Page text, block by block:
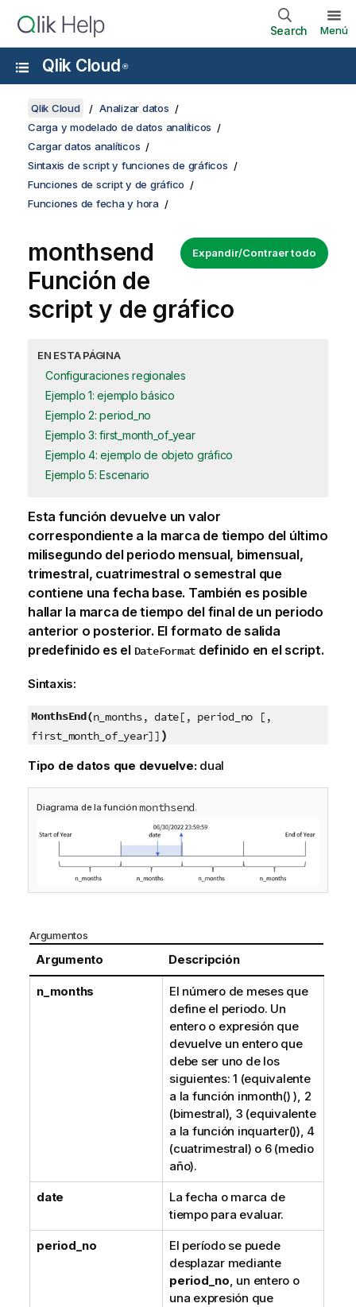
Search Menú
Qlik Cloud ®
Qlik Cloud
Analizar datos
Carga y modelado de datos analíticos
Cargar datos analíticos
Sintaxis de script y funciones de gráficos
Funciones de script y de gráfico
Funciones de fecha y hora
Expandir/Contraer todo
monthsend
Función de
script y de gráfico
EN ESTA PÁGINA
Configuraciones regionales
Ejemplo 1: ejemplo básico
Ejemplo 2: period_no
Ejemplo 3: first_month_of_year
Ejemplo 4: ejemplo de objeto gráfico
Ejemplo 5: Escenario
Esta función devuelve un valor
correspondiente a la marca de tiempo del último
milisegundo del periodo mensual, bimensual,
trimestral, cuatrimestral o semestral que
contiene una fecha base. También es posible
hallar la marca de tiempo del final de un periodo
anterior o posterior. El formato de salida
predefinido es el DateFormat definido en el script.
Sintaxis:
MonthsEnd(n_months, date[, period_no [,
first_month_of_year]] )
Tipo de datos que devuelve: dual
Diagrama de la funciónmonthsend.
Argumentos
Argumento Descripción
n_months
El número de meses que
define el periodo. Un
entero o expresión que
devuelve un entero que
debe ser uno de los
siguientes: 1 (equivalente
a la función inmonth() ), 2
(bimestral), 3 (equivalente
a la función inquarter()), 4
(cuatrimestral) o 6 (medio
año).
date
La fecha o marca de
tiempo para evaluar.
period_no
El período se puede
desplazar mediante
period_no, un entero o
una expresión que